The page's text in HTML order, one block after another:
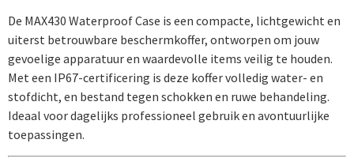
De MAX430 Waterproof Case is een compacte, lichtgewicht en
uiterst betrouwbare beschermkoffer, ontworpen om jouw
gevoelige apparatuur en waardevolle items veilig te houden.
Met een IP67-certificering is deze koffer volledig water- en
stofdicht, en bestand tegen schokken en ruwe behandeling.
Ideaal voor dagelijks professioneel gebruik en avontuurlijke
toepassingen.